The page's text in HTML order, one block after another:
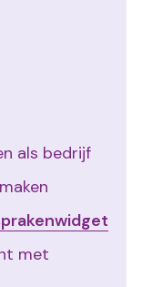
als bedrijf
met